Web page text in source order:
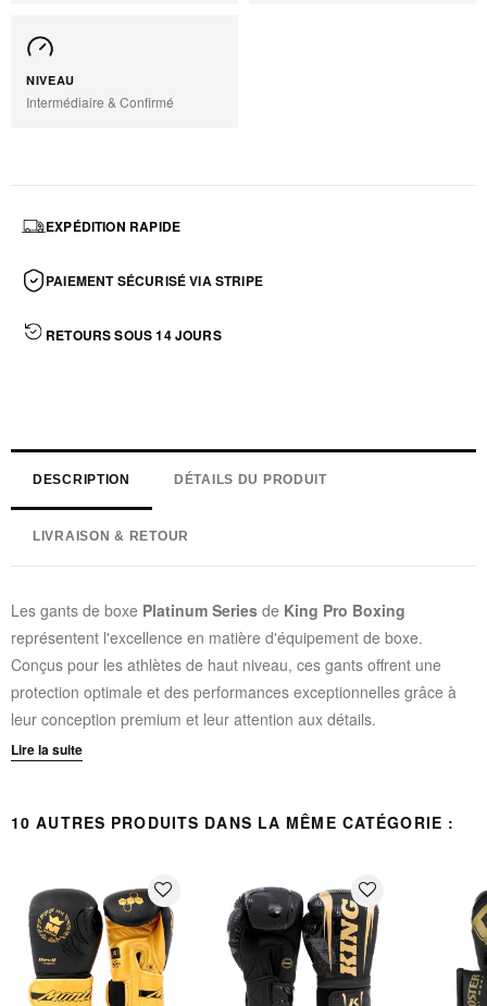
NIVEAU
Intermédiaire & Confirmé
EXPÉDITION RAPIDE
PAIEMENT SÉCURISÉ VIA STRIPE
RETOURS SOUS 14 JOURS
DESCRIPTION DÉTAILS DU PRODUIT
LIVRAISON & RETOUR
Les gants de boxe Platinum Series de King Pro Boxing
représentent l'excellence en matière d'équipement de boxe.
Conçus pour les athlètes de haut niveau, ces gants offrent une
protection optimale et des performances exceptionnelles grâce à
leur conception premium et leur attention aux détails.
Caractéristiques techniques :
Mousse haute densité multicouches- absorption optimale
réduction des risques de blessures
Paume et poignet rembourrés- protection renforcée durant
l'entraînement et le travail aux pattes
Fermeture velcro sécurisée- maintien ferme similaire aux
Lire la suite
10 AUTRES PRODUITS DANS LA MÊME CATÉGORIE :
favorite_border favorite_border